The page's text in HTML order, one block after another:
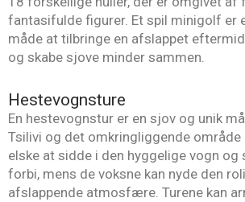
fantasifulde figurer. Et spil minigolf er
måde at tilbringe en afslappet
og skabe sjove minder sammen.
Hestevognsture
En hestevognstur er en sjov og unik
Tsilivi og det omkringliggende område
elske at sidde i den hyggelige vogn og
forbi, mens de voksne kan nyde den
afslappende atmosfære. Turene kan